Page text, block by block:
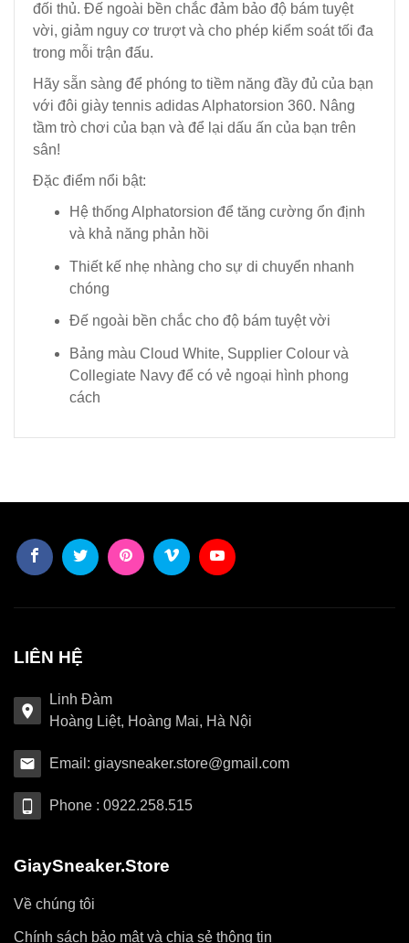
đối thủ. Đế ngoài bền chắc đảm bảo độ bám tuyệt
vời, giảm nguy cơ trượt và cho phép kiểm soát tối đa
trong mỗi trận đấu.
Hãy sẵn sàng để phóng to tiềm năng đầy đủ của bạn
với đôi giày tennis adidas Alphatorsion 360. Nâng
tầm trò chơi của bạn và để lại dấu ấn của bạn trên
sân!
Đặc điểm nổi bật:
Hệ thống Alphatorsion để tăng cường ổn định
và khả năng phản hồi
Thiết kế nhẹ nhàng cho sự di chuyển nhanh
chóng
Đế ngoài bền chắc cho độ bám tuyệt vời
Bảng màu Cloud White, Supplier Colour và
Collegiate Navy để có vẻ ngoại hình phong
cách
LIÊN HỆ
Linh Đàm
Hoàng Liệt, Hoàng Mai, Hà Nội
Email: giaysneaker.store@gmail.com
Phone : 0922.258.515
GiaySneaker.Store
Về chúng tôi
Chính sách bảo mật và chia sẻ thông tin